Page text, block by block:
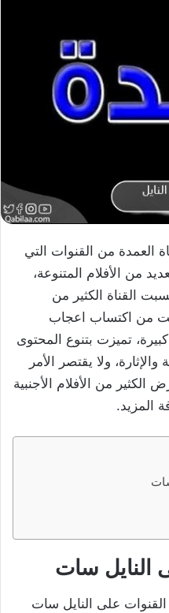
قناة العمدة أفلام 2025 قناة العمدة من القنوات التي
من الأفلام المتنوعة،
القناة الكثير من
من اكتساب اعجاب
تميزت بتنوع المحتوى
ولا يقتصر الأمر
الكثير من الأفلام الأجنبية
المزيد.
النايل سات
على النايل سات